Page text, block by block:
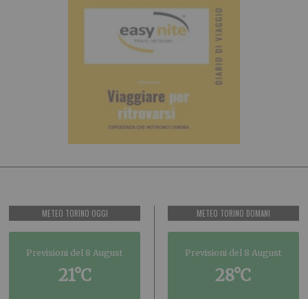
METEO TORINO OGGI
Previsioni del 8 August
21°C
METEO TORINO DOMANI
Previsioni del 8 August
28°C